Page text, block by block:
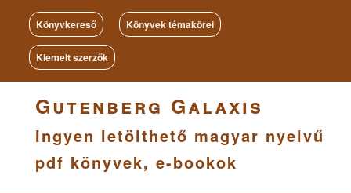
Könyvkereső Könyvek témakörei
Kiemelt szerzők
Gutenberg Galaxis
Ingyen letölthető magyar nyelvű
pdf könyvek, e-bookok